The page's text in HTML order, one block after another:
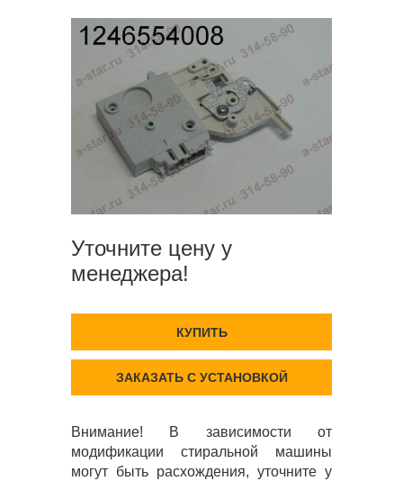
Уточните цену у
менеджера!
КУПИТЬ
ЗАКАЗАТЬ С УСТАНОВКОЙ
Внимание! В зависимости от
модификации стиральной машины
могут быть расхождения, уточните у